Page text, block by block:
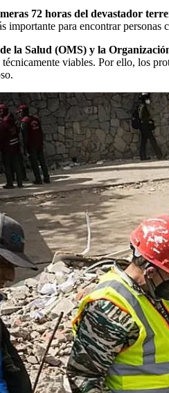
72 horas del devastador
importante para encontrar
la Salud (OMS) y la
viables. Por ello, los